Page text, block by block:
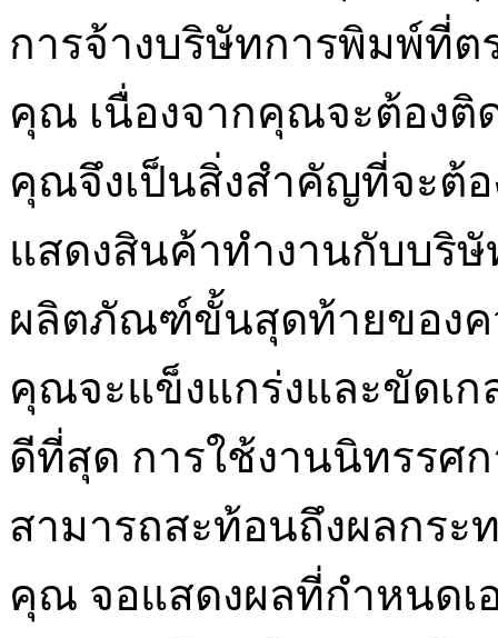
การจ้างบริษัทการพิมพ์ที่ต
คุณ เนื่องจากคุณจะต้องติ
คุณจึงเป็นสิ่งสำคัญที่จะต้
แสดงสินค้าทำงานกับบริ
ผลิตภัณฑ์ขั้นสุดท้ายของค
คุณจะแข็งแกร่งและขัดเก
ดีที่สุด การใช้งานนิทรรศ
สามารถสะท้อนถึงผลกระ
คุณ จอแสดงผลที่กำหนดเ